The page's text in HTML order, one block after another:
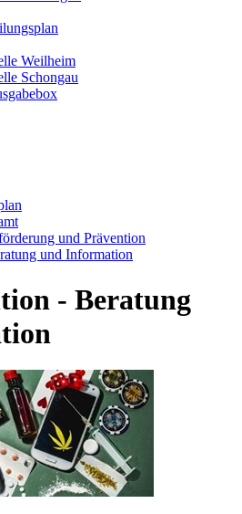
Weilheim
Schongau
und Prävention
und Information
- Beratung